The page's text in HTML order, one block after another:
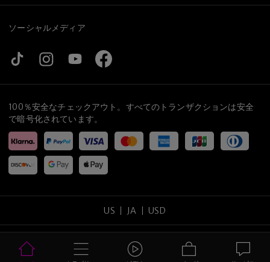
ソーシャルメディア
100％安全なチェックアウト。すべてのトランザクションは安全
で暗号化されています。
US JA USD
コピーライト tijneyewear 全ての権利を保留する.